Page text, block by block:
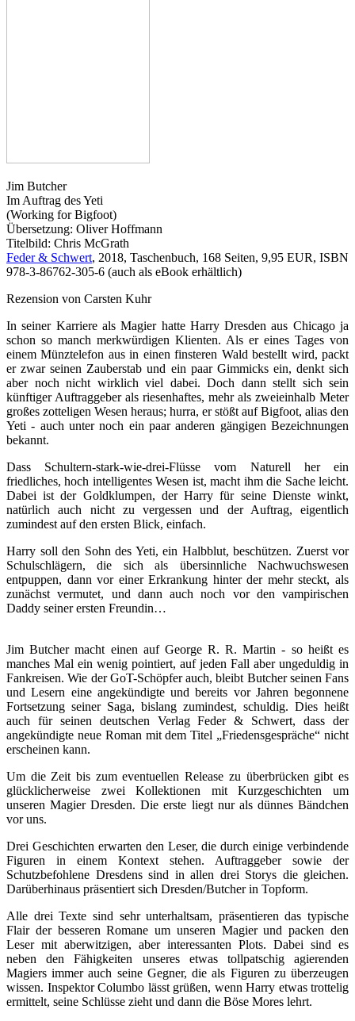
Jim Butcher
Im Auftrag des Yeti
(Working for Bigfoot)
Übersetzung: Oliver Hoffmann
Titelbild: Chris McGrath
Feder & Schwert, 2018, Taschenbuch, 168 Seiten, 9,95 EUR, ISBN
978-3-86762-305-6 (auch als eBook erhältlich)
Rezension von Carsten Kuhr
In seiner Karriere als Magier hatte Harry Dresden aus Chicago ja
schon so manch merkwürdigen Klienten. Als er eines Tages von
einem Münztelefon aus in einen finsteren Wald bestellt wird, packt
er zwar seinen Zauberstab und ein paar Gimmicks ein, denkt sich
aber noch nicht wirklich viel dabei. Doch dann stellt sich sein
künftiger Auftraggeber als riesenhaftes, mehr als zweieinhalb Meter
großes zotteligen Wesen heraus; hurra, er stößt auf Bigfoot, alias den
Yeti - auch unter noch ein paar anderen gängigen Bezeichnungen
bekannt.
Dass Schultern-stark-wie-drei-Flüsse vom Naturell her ein
friedliches, hoch intelligentes Wesen ist, macht ihm die Sache leicht.
Dabei ist der Goldklumpen, der Harry für seine Dienste winkt,
natürlich auch nicht zu vergessen und der Auftrag, eigentlich
zumindest auf den ersten Blick, einfach.
Harry soll den Sohn des Yeti, ein Halbblut, beschützen. Zuerst vor
Schulschlägern, die sich als übersinnliche Nachwuchswesen
entpuppen, dann vor einer Erkrankung hinter der mehr steckt, als
zunächst vermutet, und dann auch noch vor den vampirischen
Daddy seiner ersten Freundin…
Jim Butcher macht einen auf George R. R. Martin - so heißt es
manches Mal ein wenig pointiert, auf jeden Fall aber ungeduldig in
Fankreisen. Wie der GoT-Schöpfer auch, bleibt Butcher seinen Fans
und Lesern eine angekündigte und bereits vor Jahren begonnene
Fortsetzung seiner Saga, bislang zumindest, schuldig. Dies heißt
auch für seinen deutschen Verlag Feder & Schwert, dass der
angekündigte neue Roman mit dem Titel „Friedensgespräche“ nicht
erscheinen kann.
Um die Zeit bis zum eventuellen Release zu überbrücken gibt es
glücklicherweise zwei Kollektionen mit Kurzgeschichten um
unseren Magier Dresden. Die erste liegt nur als dünnes Bändchen
vor uns.
Drei Geschichten erwarten den Leser, die durch einige verbindende
Figuren in einem Kontext stehen. Auftraggeber sowie der
Schutzbefohlene Dresdens sind in allen drei Storys die gleichen.
Darüberhinaus präsentiert sich Dresden/Butcher in Topform.
Alle drei Texte sind sehr unterhaltsam, präsentieren das typische
Flair der besseren Romane um unseren Magier und packen den
Leser mit aberwitzigen, aber interessanten Plots. Dabei sind es
neben den Fähigkeiten unseres etwas tollpatschig agierenden
Magiers immer auch seine Gegner, die als Figuren zu überzeugen
wissen. Inspektor Columbo lässt grüßen, wenn Harry etwas trottelig
ermittelt, seine Schlüsse zieht und dann die Böse Mores lehrt.